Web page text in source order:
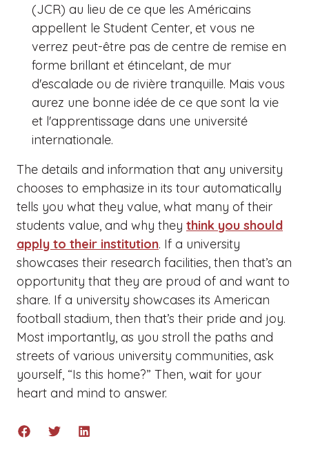
(JCR) au lieu de ce que les Américains
appellent le Student Center, et vous ne
verrez peut-être pas de centre de remise en
forme brillant et étincelant, de mur
d'escalade ou de rivière tranquille. Mais vous
aurez une bonne idée de ce que sont la vie
et l'apprentissage dans une université
internationale.
The details and information that any university
chooses to emphasize in its tour automatically
tells you what they value, what many of their
students value, and why they think you should
apply to their institution. If a university
showcases their research facilities, then that’s an
opportunity that they are proud of and want to
share. If a university showcases its American
football stadium, then that’s their pride and joy.
Most importantly, as you stroll the paths and
streets of various university communities, ask
yourself, “Is this home?” Then, wait for your
heart and mind to answer.